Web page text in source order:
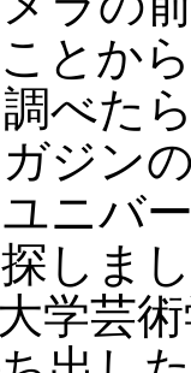
とか
べた
ジン
ニバ
しま
学芸